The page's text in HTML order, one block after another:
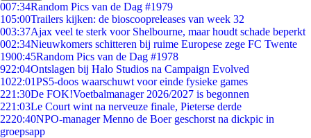
007:34Random Pics van de Dag #1979
105:00Trailers kijken: de bioscoopreleases van week 32
003:37Ajax veel te sterk voor Shelbourne, maar houdt schade beperkt
002:34Nieuwkomers schitteren bij ruime Europese zege FC Twente
1900:45Random Pics van de Dag #1978
922:04Ontslagen bij Halo Studios na Campaign Evolved
1022:01PS5-doos waarschuwt voor einde fysieke games
221:30De FOK!Voetbalmanager 2026/2027 is begonnen
221:03Le Court wint na nerveuze finale, Pieterse derde
2220:40NPO-manager Menno de Boer geschorst na dickpic in
groepsapp